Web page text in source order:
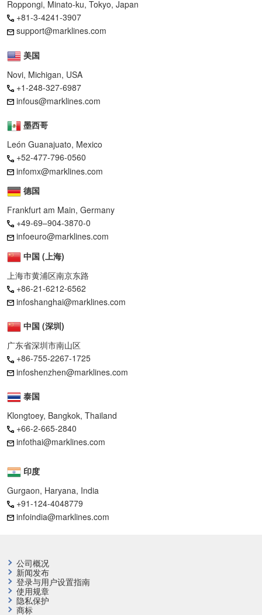
Roppongi, Minato-ku, Tokyo, Japan
+81-3-4241-3907
support@marklines.com
美国
Novi, Michigan, USA
+1-248-327-6987
infous@marklines.com
墨西哥
León Guanajuato, Mexico
+52-477-796-0560
infomx@marklines.com
德国
Frankfurt am Main, Germany
+49-69–904-3870-0
infoeuro@marklines.com
中国 (上海)
上海市黄浦区南京东路
+86-21-6212-6562
infoshanghai@marklines.com
中国 (深圳)
广东省深圳市南山区
+86-755-2267-1725
infoshenzhen@marklines.com
泰国
Klongtoey, Bangkok, Thailand
+66-2-665-2840
infothai@marklines.com
印度
Gurgaon, Haryana, India
+91-124-4048779
infoindia@marklines.com
公司概况
新闻发布
登录与用户设置指南
使用规章
隐私保护
商标